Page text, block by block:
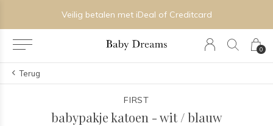
0
Veilig betalen met iDeal of Creditcard
Terug
FIRST
babypakje katoen - wit / blauw